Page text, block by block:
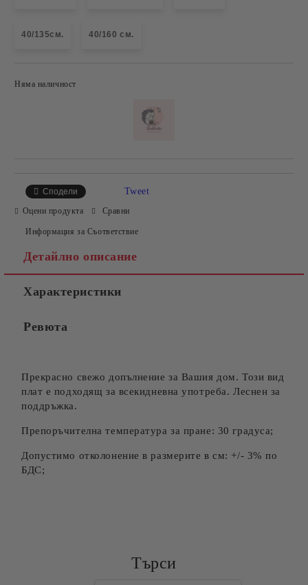
40/135см. 40/160 см.
Няма наличност
Сподели Tweet
Оцени продукта Сравни
Информация за Съответствие
Детайлно описание
Характеристики
Ревюта
Прекрасно свежо допълнение за Вашия дом. Този вид
плат е подходящ за всекидневна употреба. Леснен за
поддръжка.
Препоръчителна температура за пране: 30 градуса;
Допустимо отколонение в размерите в см: +/- 3% по
БДС;
Търси